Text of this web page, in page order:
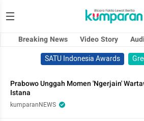
Breaking News Video Story
SATU Indonesia Awards
Prabowo Unggah Momen 'Ngerjain'
Istana
kumparanNEWS